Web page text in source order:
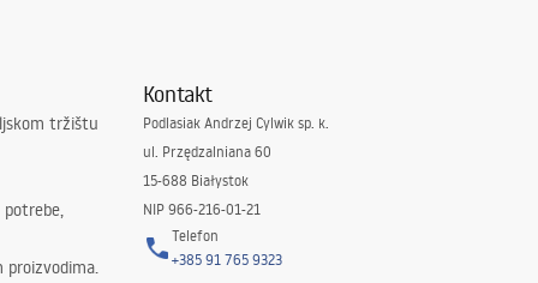
tržištu
potrebe,
Kontakt
Podlasiak Andrzej Cylwik sp. k.
ul. Przędzalniana 60
15-688 Białystok
NIP 966-216-01-21
Telefon
+385 91 765 9323